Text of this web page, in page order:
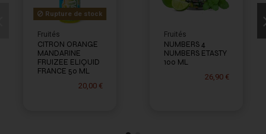
Rupture de stock
Fruités
CITRON ORANGE
MANDARINE
FRUIZEE ELIQUID
FRANCE 50 ML
20,00 €
Fruités
NUMBERS 4
NUMBERS ETASTY
100 ML
26,90 €